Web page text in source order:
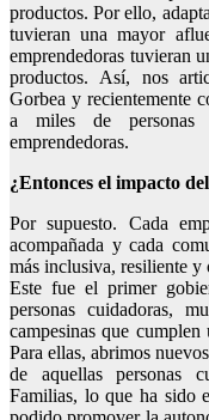
productos. Por ello,
tuvieran una mayor
emprendedoras tuvieran
productos. Así, nos
Gorbea y recientemente
a miles de personas
emprendedoras.
¿Entonces el impacto
Por supuesto. Cada
acompañada y cada
más inclusiva, resiliente y
Este fue el primer
personas cuidadoras,
campesinas que
Para ellas, abrimos
de aquellas personas
Familias, lo que ha sido